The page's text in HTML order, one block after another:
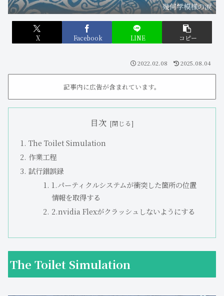
幾何学模様の涙
X Facebook LINE コピー
2022.02.08 2025.08.04
記事内に広告が含まれています。
目次
The Toilet Simulation
作業工程
試行錯誤録
1.パーティクルシステムが衝突した箇所の位置
情報を取得する
2.nvidia Flexがクラッシュしないようにする
The Toilet Simulation